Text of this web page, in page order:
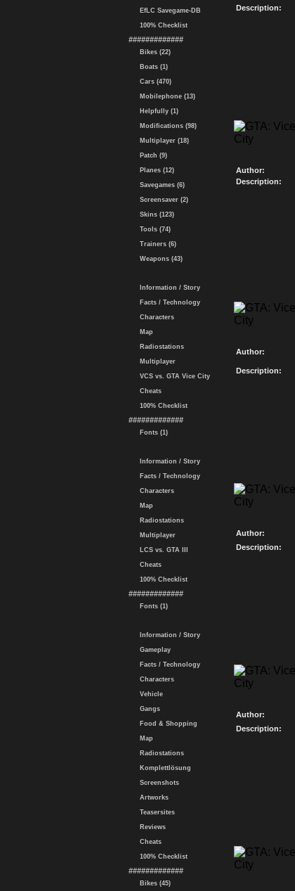
EfLC Savegame-DB
100% Checklist
#############
Bikes (22)
Boats (1)
Cars (470)
Mobilephone (13)
Helpfully (1)
Modifications (98)
Multiplayer (18)
Patch (9)
Planes (12)
Savegames (6)
Screensaver (2)
Skins (123)
Tools (74)
Trainers (6)
Weapons (43)
Information / Story
Facts / Technology
Characters
Map
Radiostations
Multiplayer
VCS vs. GTA Vice City
Cheats
100% Checklist
#############
Fonts (1)
Information / Story
Facts / Technology
Characters
Map
Radiostations
Multiplayer
LCS vs. GTA III
Cheats
100% Checklist
#############
Fonts (1)
Information / Story
Gameplay
Facts / Technology
Characters
Vehicle
Gangs
Food & Shopping
Map
Radiostations
Komplettlösung
Screenshots
Artworks
Teasersites
Reviews
Cheats
100% Checklist
#############
Bikes (45)
Description:
Author:
Description:
Author:
Description:
Author:
Description:
Author:
Description: